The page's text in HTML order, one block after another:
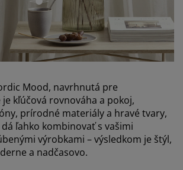
open
Mood, navrhnutá pre
kľúčová rovnováha a pokoj,
prírodné materiály a hravé tvary,
ľahko kombinovať s vašimi
výrobkami – výsledkom je štýl,
a nadčasovo.